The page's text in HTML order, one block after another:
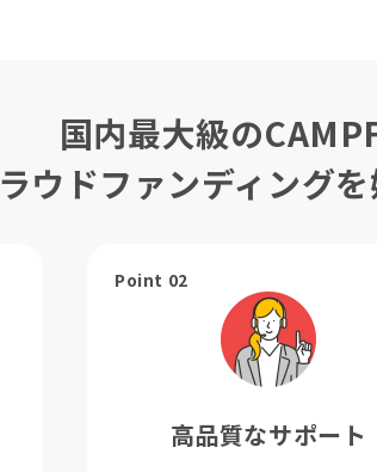
国内最大級の
ウドファンディング
Point 02
高品質なサポート